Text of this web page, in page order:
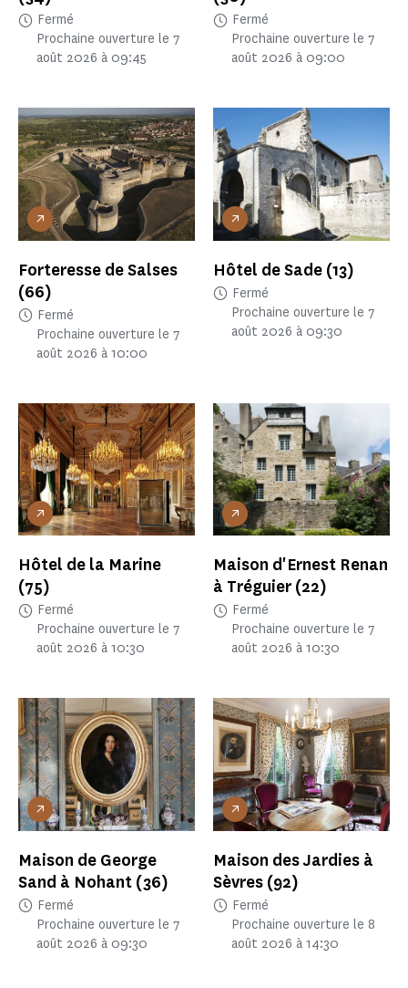
Fermé
Prochaine ouverture le 7
août 2026 à 09:45
Fermé
Prochaine ouverture le 7
août 2026 à 09:00
Forteresse de Salses
(66)
Fermé
Prochaine ouverture le 7
août 2026 à 10:00
Hôtel de Sade (13)
Fermé
Prochaine ouverture le 7
août 2026 à 09:30
Hôtel de la Marine
(75)
Fermé
Prochaine ouverture le 7
août 2026 à 10:30
Maison d'Ernest Renan
à Tréguier (22)
Fermé
Prochaine ouverture le 7
août 2026 à 10:30
Maison de George
Sand à Nohant (36)
Fermé
Prochaine ouverture le 7
août 2026 à 09:30
Maison des Jardies à
Sèvres (92)
Fermé
Prochaine ouverture le 8
août 2026 à 14:30